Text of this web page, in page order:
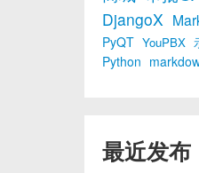
DjangoX
PyQT YouPBX
Python
最近发布